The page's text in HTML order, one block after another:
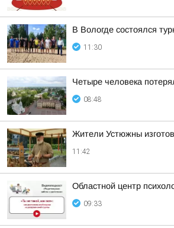
В Вологде состоялся
11:30
Четыре человека
08:48
Жители Устюжны
11:42
Областной центр
09:33